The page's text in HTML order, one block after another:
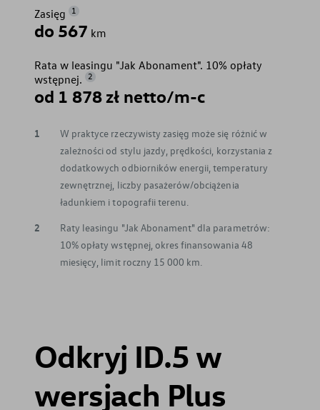
Zasięg 1
do 567 km
Rata w leasingu "Jak Abonament". 10% opłaty
wstępnej.
2
od 1 878 zł netto/m-c
1
W praktyce rzeczywisty zasięg może się różnić w
zależności od stylu jazdy, prędkości, korzystania z
dodatkowych odbiorników energii, temperatury
zewnętrznej, liczby pasażerów/obciążenia
ładunkiem i topografii terenu.
2
Raty leasingu "Jak Abonament" dla parametrów:
10% opłaty wstępnej, okres finansowania 48
miesięcy, limit roczny 15 000 km.
Odkryj ID.5 w
wersjach Plus